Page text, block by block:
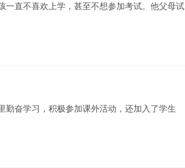
一直不喜欢上学，甚至不想参加考试。他父母试
勤奋学习，积极参加课外活动，还加入了学生